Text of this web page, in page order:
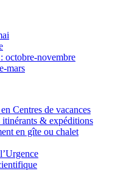
octobre-novembre
mars
Centres de vacances
itinérants & expéditions
en gîte ou chalet